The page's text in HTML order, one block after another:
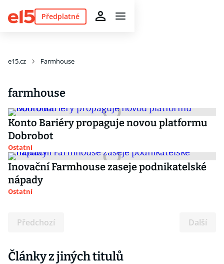
Předplatné
e15.cz Farmhouse
farmhouse
Konto Bariéry propaguje novou platformu
Dobrobot
Ostatní
Inovační Farmhouse zaseje podnikatelské
nápady
Ostatní
Předchozí Další
Články z jiných titulů